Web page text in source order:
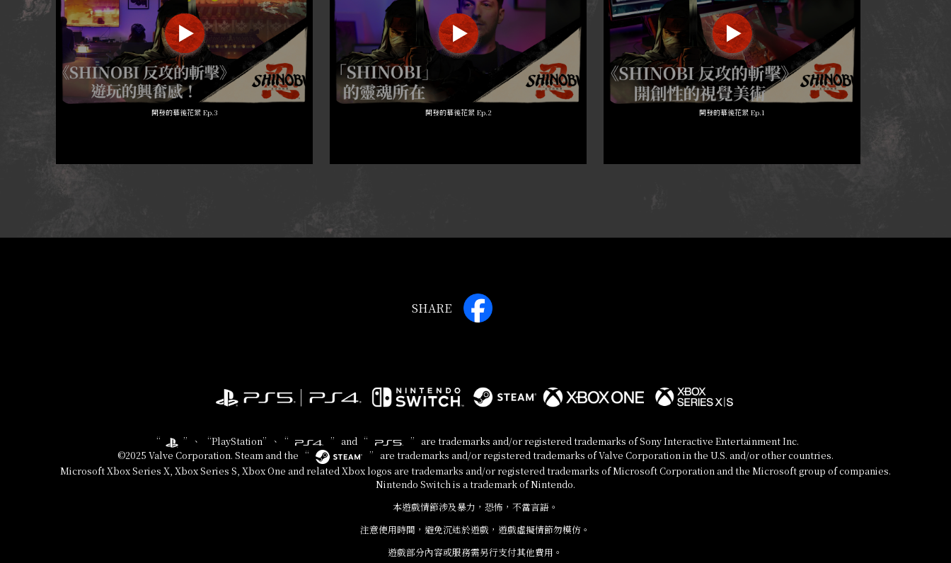
開發的幕後花絮 Ep.3 開發的幕後花絮 Ep.2 開發的幕後花絮 Ep.1
SHARE
“ ”、 “PlayStation”、“ ” and “
” are trademarks and/or registered trademarks of Sony Interactive Entertainment Inc.
©2025 Valve Corporation. Steam and the “
” are trademarks and/or registered trademarks of Valve Corporation in the U.S. and/or other countries.
Microsoft Xbox Series X, Xbox Series S, Xbox One and related Xbox logos are trademarks and/or registered trademarks of Microsoft Corporation and the Microsoft group of companies.
Nintendo Switch is a trademark of Nintendo.
本遊戲情節涉及暴力，恐怖，不當言語。
注意使用時間，避免沉迷於遊戲，遊戲虛擬情節勿模仿。
遊戲部分內容或服務需另行支付其他費用。